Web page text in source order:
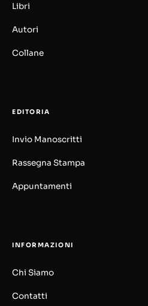
Libri
Autori
Collane
EDITORIA
Invio Manoscritti
Rassegna Stampa
Appuntamenti
INFORMAZIONI
Chi Siamo
Contatti